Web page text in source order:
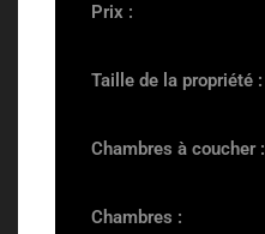
Prix :
Taille de la propriété :
Chambres à coucher :
Chambres :